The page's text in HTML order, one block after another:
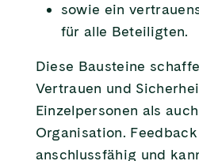
sowie ein
für alle Beteiligten.
Diese Bausteine
Vertrauen und
Einzelpersonen als
Organisation.
anschlussfähig und